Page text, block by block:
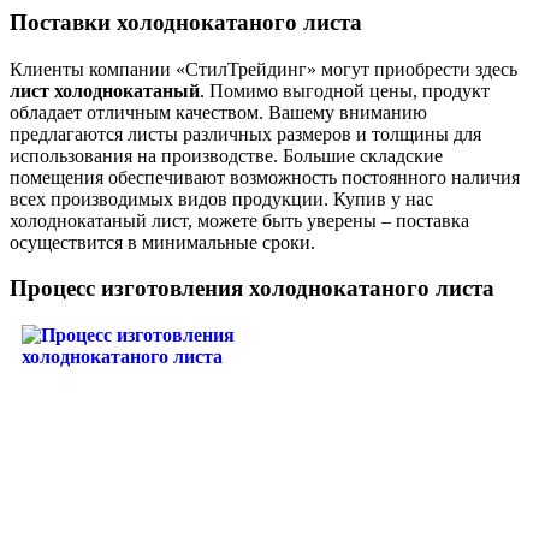
Поставки холоднокатаного листа
Клиенты компании «СтилТрейдинг» могут приобрести здесь
лист холоднокатаный. Помимо выгодной цены, продукт
обладает отличным качеством. Вашему вниманию
предлагаются листы различных размеров и толщины для
использования на производстве. Большие складские
помещения обеспечивают возможность постоянного наличия
всех производимых видов продукции. Купив у нас
холоднокатаный лист, можете быть уверены – поставка
осуществится в минимальные сроки.
Процесс изготовления холоднокатаного листа